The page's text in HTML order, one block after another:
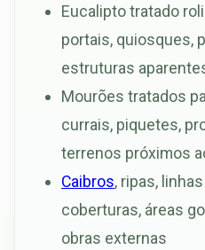
Eucalipto tratado
portais, quiosques,
estruturas
Mourões tratados
currais, piquetes,
terrenos próximos
Caibros, ripas,
coberturas, áreas
obras externas